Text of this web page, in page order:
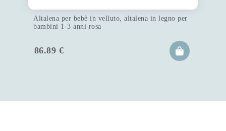
Altalena per bebè in velluto, altalena in legno per
bambini 1-3 anni rosa
86.89 €